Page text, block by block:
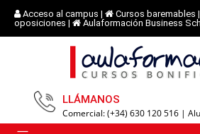
Acceso al campus | Cursos baremables |
oposiciones | Aulaformación Business
LLÁMANOS
Comercial: (+34) 630 120 516 |